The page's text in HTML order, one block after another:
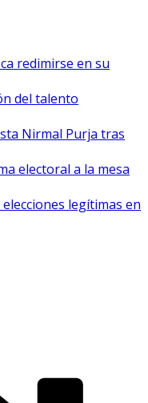
redimirse en su
del talento
Nirmal Purja tras
electoral a la mesa
legítimas en